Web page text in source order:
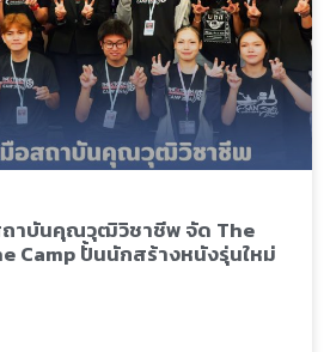
าบันคุณวุฒิวิชาชีพ จัด The
Camp ปั้นนักสร้างหนังรุ่นใหม่